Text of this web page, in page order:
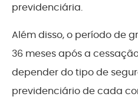
previdenciária.
Além disso, o período de
36 meses após a
depender do tipo de
previdenciário de cada